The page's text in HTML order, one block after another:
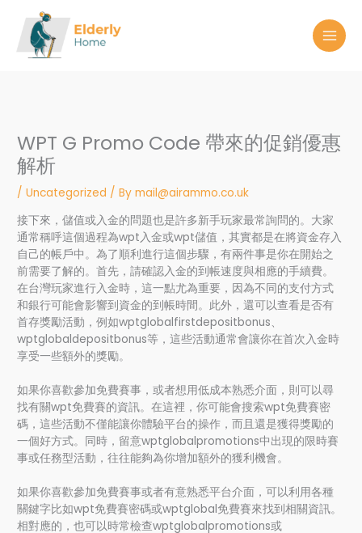
content
WPT G Promo Code 帶來的促銷優惠
解析
/Uncategorized / Bymail@airammo.co.uk
接下來，儲值或入金的問題也是許多新手玩家最常詢問的。大家
通常稱呼這個過程為wpt入金或wpt儲值，其實都是在將資金存入
自己的帳戶中。為了順利進行這個步驟，有兩件事是你在開始之
前需要了解的。首先，請確認入金的到帳速度與相應的手續費。
在台灣玩家進行入金時，這一點尤為重要，因為不同的支付方式
和銀行可能會影響到資金的到帳時間。此外，還可以查看是否有
首存獎勵活動，例如wptglobalfirstdepositbonus、
wptglobaldepositbonus等，這些活動通常會讓你在首次入金時
享受一些額外的獎勵。
如果你喜歡參加免費賽事，或者想用低成本熟悉介面，則可以尋
找有關wpt免費賽的資訊。在這裡，你可能會搜索wpt免費賽密
碼，這些活動不僅能讓你體驗平台的操作，而且還是獲得獎勵的
一個好方式。同時，留意wptglobalpromotions中出現的限時賽
事或任務型活動，往往能夠為你增加額外的獲利機會。
如果你喜歡參加免費賽事或者有意熟悉平台介面，可以利用各種
關鍵字比如wpt免費賽密碼或wptglobal免費賽來找到相關資訊。
相對應的，也可以時常檢查wptglobalpromotions或